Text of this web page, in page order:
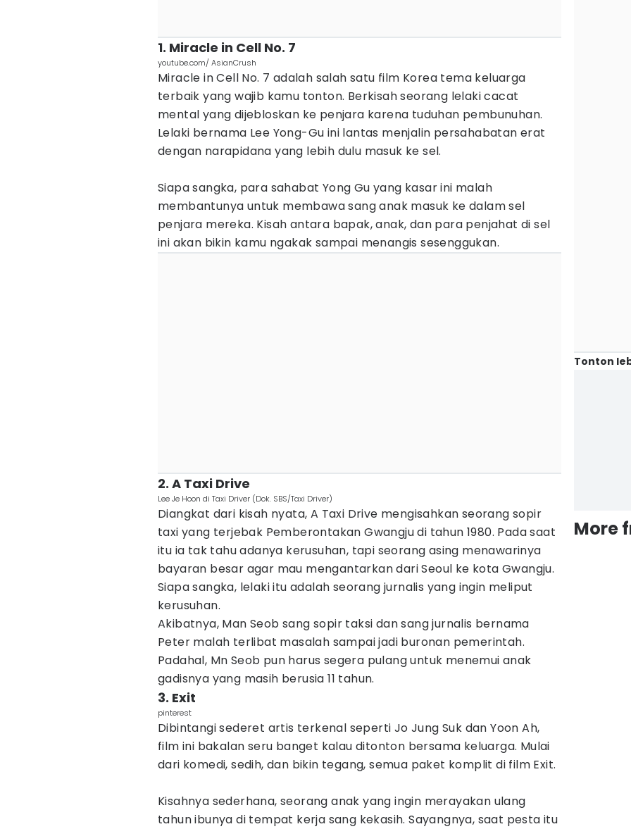
1. Miracle in Cell No. 7
youtube.com/ AsianCrush
Miracle in Cell No. 7 adalah salah satu film Korea tema keluarga
terbaik yang wajib kamu tonton. Berkisah seorang lelaki cacat
mental yang dijebloskan ke penjara karena tuduhan pembunuhan.
Lelaki bernama Lee Yong-Gu ini lantas menjalin persahabatan erat
dengan narapidana yang lebih dulu masuk ke sel.
Siapa sangka, para sahabat Yong Gu yang kasar ini malah
membantunya untuk membawa sang anak masuk ke dalam sel
penjara mereka. Kisah antara bapak, anak, dan para penjahat di sel
ini akan bikin kamu ngakak sampai menangis sesenggukan.
2. A Taxi Drive
Lee Je Hoon di Taxi Driver (Dok. SBS/Taxi Driver)
Diangkat dari kisah nyata, A Taxi Drive mengisahkan seorang sopir
taxi yang terjebak Pemberontakan Gwangju di tahun 1980. Pada saat
itu ia tak tahu adanya kerusuhan, tapi seorang asing menawarinya
bayaran besar agar mau mengantarkan dari Seoul ke kota Gwangju.
Siapa sangka, lelaki itu adalah seorang jurnalis yang ingin meliput
kerusuhan.
Akibatnya, Man Seob sang sopir taksi dan sang jurnalis bernama
Peter malah terlibat masalah sampai jadi buronan pemerintah.
Padahal, Mn Seob pun harus segera pulang untuk menemui anak
gadisnya yang masih berusia 11 tahun.
3. Exit
pinterest
Dibintangi sederet artis terkenal seperti Jo Jung Suk dan Yoon Ah,
film ini bakalan seru banget kalau ditonton bersama keluarga. Mulai
dari komedi, sedih, dan bikin tegang, semua paket komplit di film Exit.
Kisahnya sederhana, seorang anak yang ingin merayakan ulang
tahun ibunya di tempat kerja sang kekasih. Sayangnya, saat pesta itu
Tonton
More